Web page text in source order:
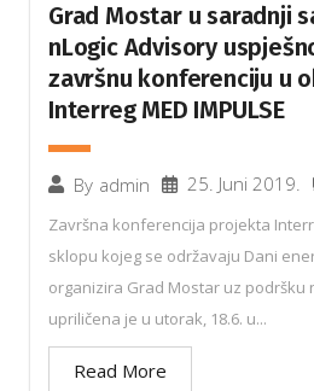
Grad Mostar u saradnji
nLogic Advisory
završnu konferenciju u
Interreg MED IMPULSE
By admin 25. Juni 2019.
Završna konferencija projekta
sklopu kojeg se održavaju Dani
organizira Grad Mostar uz podršku
upriličena je u utorak, 18.6. u...
Read More